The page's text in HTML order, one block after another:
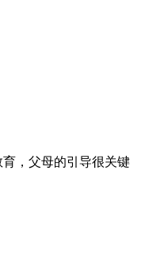
育，父母的引导很关键